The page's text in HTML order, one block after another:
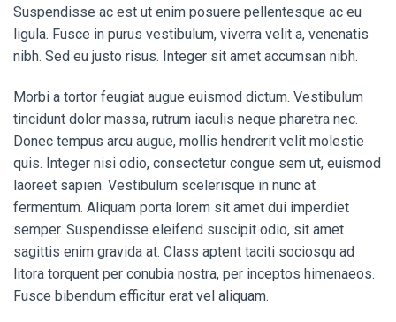
Suspendisse ac est ut enim posuere pellentesque ac eu
ligula. Fusce in purus vestibulum, viverra velit a, venenatis
nibh. Sed eu justo risus. Integer sit amet accumsan nibh.
Morbi a tortor feugiat augue euismod dictum. Vestibulum
tincidunt dolor massa, rutrum iaculis neque pharetra nec.
Donec tempus arcu augue, mollis hendrerit velit molestie
quis. Integer nisi odio, consectetur congue sem ut, euismod
laoreet sapien. Vestibulum scelerisque in nunc at
fermentum. Aliquam porta lorem sit amet dui imperdiet
semper. Suspendisse eleifend suscipit odio, sit amet
sagittis enim gravida at. Class aptent taciti sociosqu ad
litora torquent per conubia nostra, per inceptos himenaeos.
Fusce bibendum efficitur erat vel aliquam.